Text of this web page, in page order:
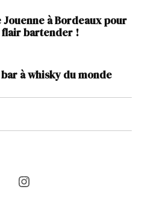
à Bordeaux pour
flair bartender !
à whisky du monde